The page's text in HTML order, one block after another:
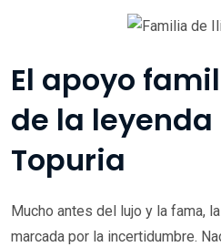
El apoyo
de la leyenda
Topuria
Mucho antes del lujo y la fama,
marcada por la incertidumbre.